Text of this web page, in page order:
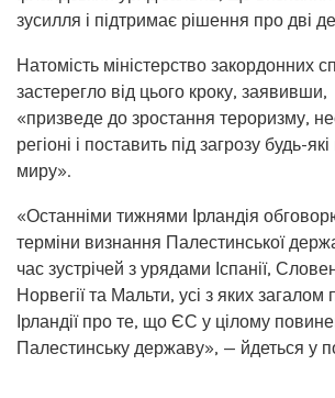
зусилля і підтримає рішення про дві
Натомість міністерство закордонних
застерегло від цього кроку,
«призведе до зростання тероризму,
регіоні і поставить під загрозу будь-
миру».
«Останніми тижнями Ірландія
терміни визнання Палестинської
час зустрічей з урядами Іспанії,
Норвегії та Мальти, усі з яких загалом
Ірландії про те, що ЄС у цілому
Палестинську державу», — йдеться у